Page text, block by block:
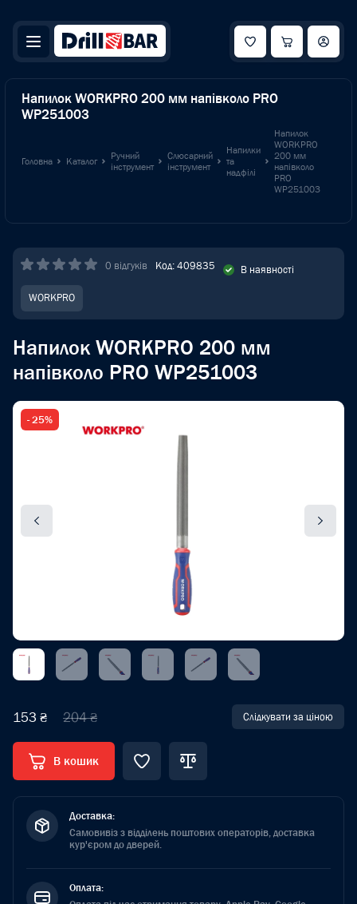
Напилок WORKPRO 200 мм напівколо PRO
WP251003
Головна Каталог
Ручний
інструмент
Слюсарний
інструмент
Напилки
та
надфілі
Напилок
WORKPRO
200 мм
напівколо
PRO
WP251003
0 відгуків Код: 409835 В наявності
WORKPRO
Напилок WORKPRO 200 мм
напівколо PRO WP251003
- 25%
153 ₴ 204 ₴ Слідкувати за ціною
В кошик
Доставка:
Самовивіз з відділень поштових операторів, доставка
кур'єром до дверей.
Оплата: